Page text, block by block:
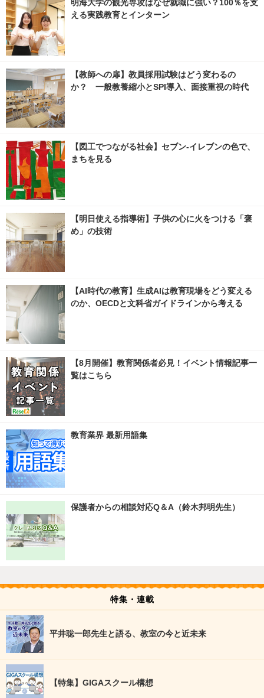
明海大学の観光専攻はなぜ就職に強い？100％を支
える実践教育とインターン
【教師への扉】教員採用試験はどう変わるの
か？ 一般教養縮小とSPI導入、面接重視の時代
【図工でつながる社会】セブン‐イレブンの色で、
まちを見る
【明日使える指導術】子供の心に火をつける「褒
め」の技術
【AI時代の教育】生成AIは教育現場をどう変える
のか、OECDと文科省ガイドラインから考える
【8月開催】教育関係者必見！イベント情報記事一
覧はこちら
教育業界 最新用語集
保護者からの相談対応Q＆A（鈴木邦明先生）
特集・連載
平井聡一郎先生と語る、教室の今と近未来
【特集】GIGAスクール構想